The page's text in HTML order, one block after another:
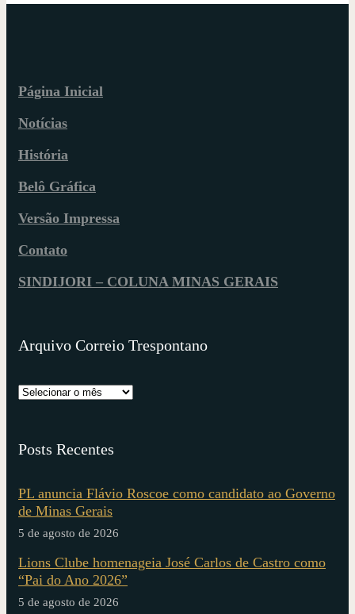
Página Inicial
Notícias
História
Belô Gráfica
Versão Impressa
Contato
SINDIJORI – COLUNA MINAS GERAIS
Arquivo Correio Trespontano
Posts Recentes
PL anuncia Flávio Roscoe como candidato ao Governo
de Minas Gerais
5 de agosto de 2026
Lions Clube homenageia José Carlos de Castro como
“Pai do Ano 2026”
5 de agosto de 2026